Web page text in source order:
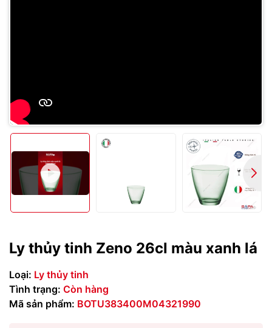
Ly thủy tinh Zeno 26cl màu xanh lá
Loại: Ly thủy tinh
Tình trạng: Còn hàng
Mã sản phẩm: BOTU383400M04321990